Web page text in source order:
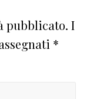
pubblicato. I
*